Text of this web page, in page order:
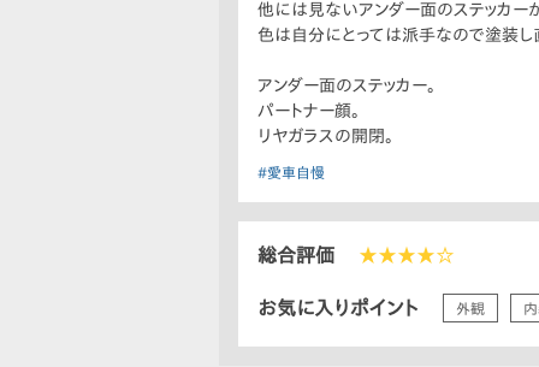
他には見ないアンダー面のステッカ
色は自分にとっては派手なので塗装し
アンダー面のステッカー。
パートナー顔。
リヤガラスの開閉。
#愛車自慢
総合評価 ★★★★☆
お気に入りポイント 外観